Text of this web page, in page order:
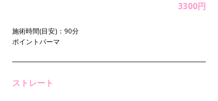
3300円
施術時間(目安)：90分
ポイントパーマ
ストレート